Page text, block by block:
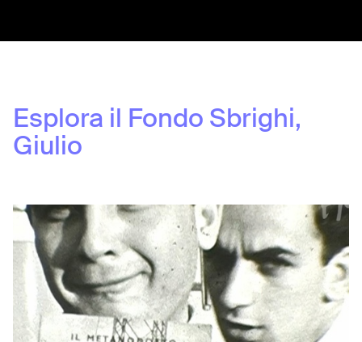
Esplora il Fondo Sbrighi,
Giulio